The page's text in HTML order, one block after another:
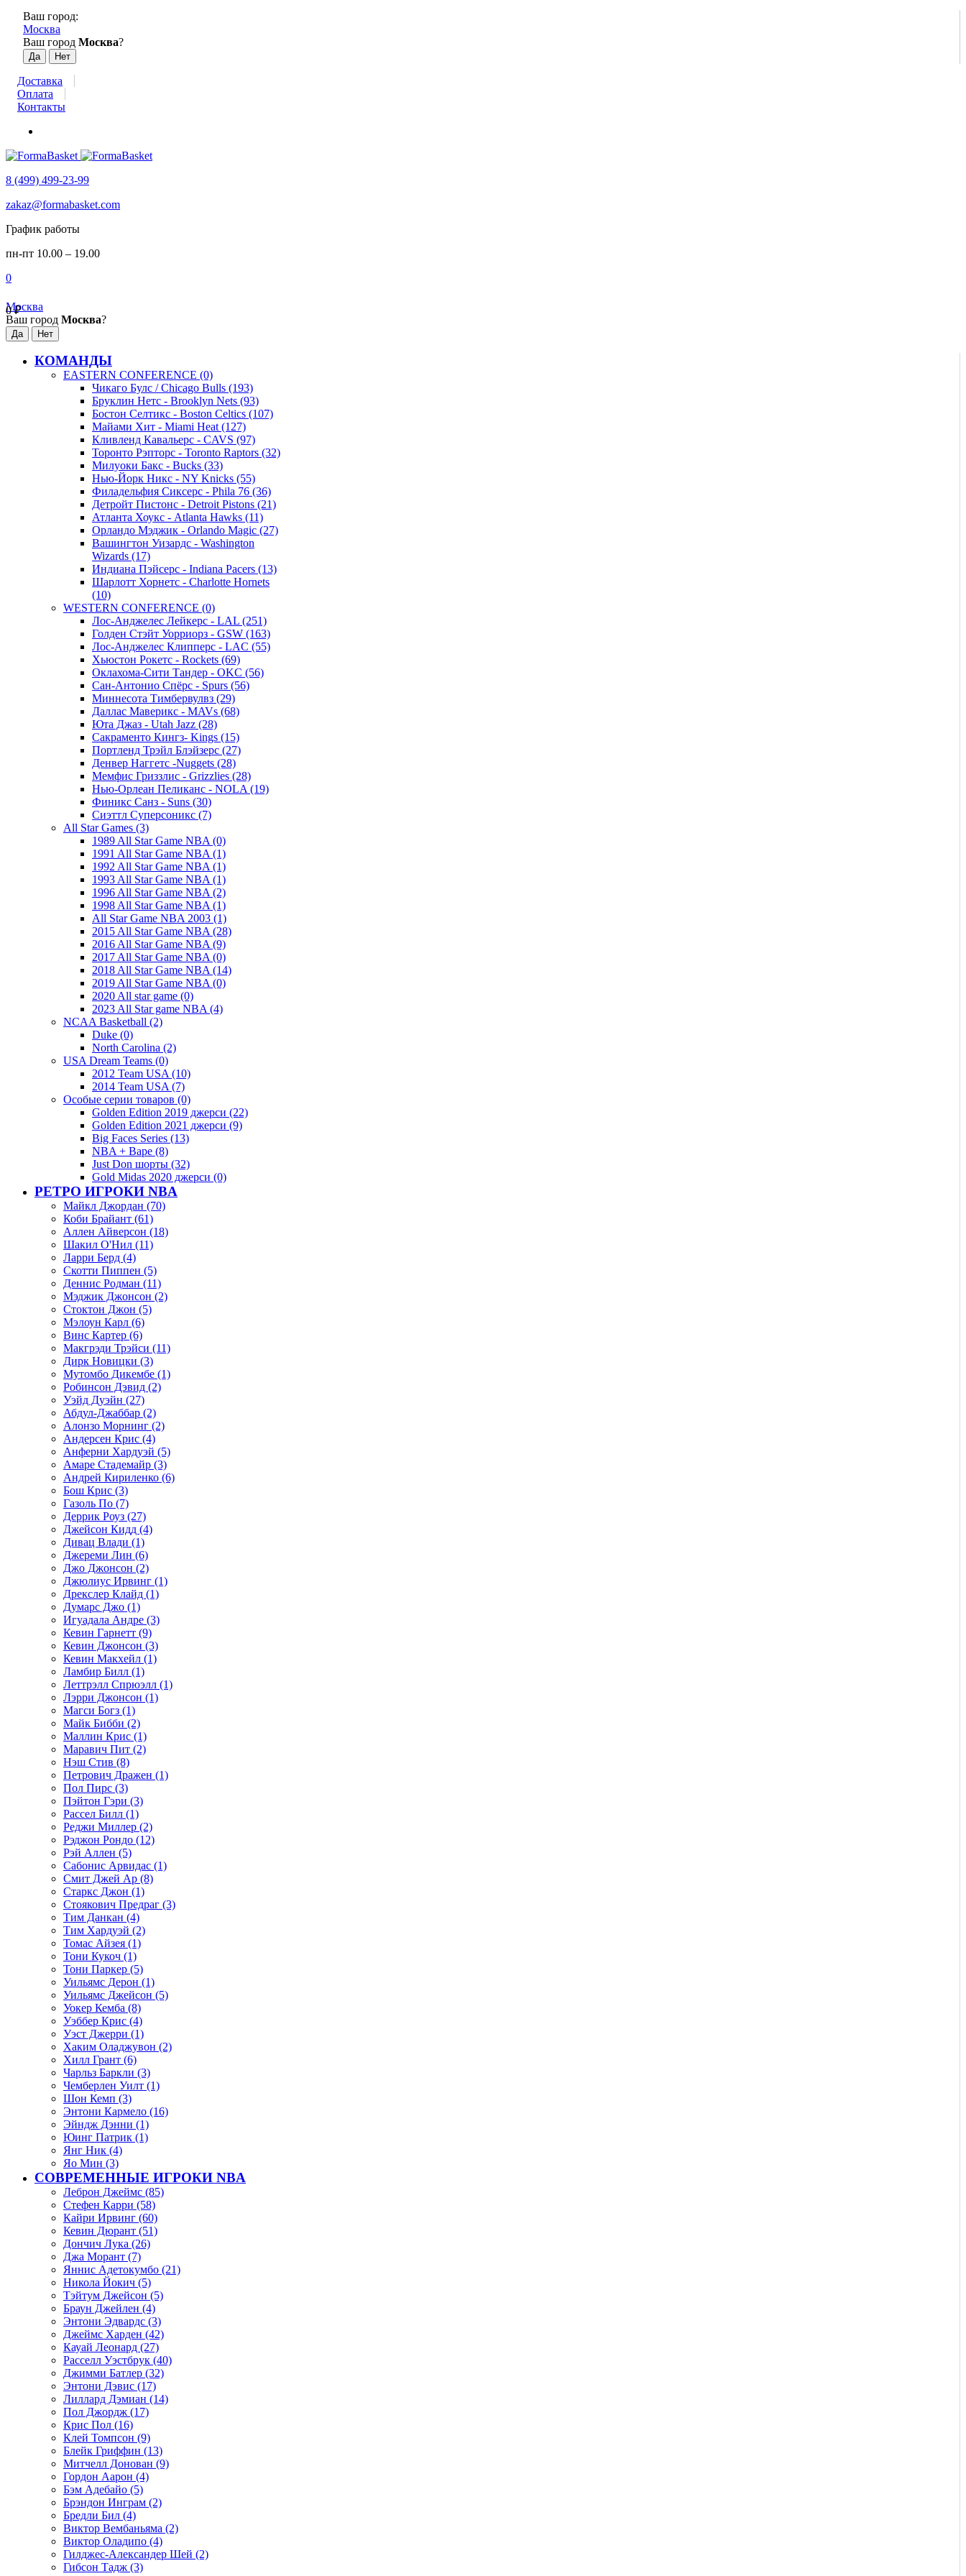
Ваш город:
Москва
Ваш город Москва?
Доставка
Оплата
Контакты
8 (499) 499-23-99
zakaz@formabasket.com
График работы
пн-пт 10.00 – 19.00
0
0₽
Москва
Ваш город Москва?
КОМАНДЫ
EASTERN CONFERENCE (0)
Чикаго Булс / Chicago Bulls (193)
Бруклин Нетс - Brooklyn Nets (93)
Бостон Селтикс - Boston Celtics (107)
Майами Хит - Miami Heat (127)
Кливленд Кавальерс - CAVS (97)
Торонто Рэпторс - Toronto Raptors (32)
Милуоки Бакс - Bucks (33)
Нью-Йорк Никс - NY Knicks (55)
Филадельфия Сиксерс - Phila 76 (36)
Детройт Пистонс - Detroit Pistons (21)
Атланта Хоукс - Atlanta Hawks (11)
Орландо Мэджик - Orlando Magic (27)
Вашингтон Уизардс - Washington
Wizards (17)
Индиана Пэйсерс - Indiana Pacers (13)
Шарлотт Хорнетс - Charlotte Hornets
(10)
WESTERN CONFERENCE (0)
Лос-Анджелес Лейкерс - LAL (251)
Голден Стэйт Уорриорз - GSW (163)
Лос-Анджелес Клипперс - LAC (55)
Хьюстон Рокетс - Rockets (69)
Оклахома-Сити Тандер - OKC (56)
Сан-Антонио Спёрс - Spurs (56)
Миннесота Тимбервулвз (29)
Даллас Маверикс - MAVs (68)
Юта Джаз - Utah Jazz (28)
Сакраменто Кингз- Kings (15)
Портленд Трэйл Блэйзерс (27)
Денвер Наггетс -Nuggets (28)
Мемфис Гриззлис - Grizzlies (28)
Нью-Орлеан Пеликанс - NOLA (19)
Финикс Санз - Suns (30)
Сиэттл Суперсоникс (7)
All Star Games (3)
1989 All Star Game NBA (0)
1991 All Star Game NBA (1)
1992 All Star Game NBA (1)
1993 All Star Game NBA (1)
1996 All Star Game NBA (2)
1998 All Star Game NBA (1)
All Star Game NBA 2003 (1)
2015 All Star Game NBA (28)
2016 All Star Game NBA (9)
2017 All Star Game NBA (0)
2018 All Star Game NBA (14)
2019 All Star Game NBA (0)
2020 All star game (0)
2023 All Star game NBA (4)
NCAA Basketball (2)
Duke (0)
North Carolina (2)
USA Dream Teams (0)
2012 Team USA (10)
2014 Team USA (7)
Особые серии товаров (0)
Golden Edition 2019 джерси (22)
Golden Edition 2021 джерси (9)
Big Faces Series (13)
NBA + Bape (8)
Just Don шорты (32)
Gold Midas 2020 джерси (0)
РЕТРО ИГРОКИ NBA
Майкл Джордан (70)
Коби Брайант (61)
Аллен Айверсон (18)
Шакил О'Нил (11)
Ларри Берд (4)
Скотти Пиппен (5)
Деннис Родман (11)
Мэджик Джонсон (2)
Стоктон Джон (5)
Мэлоун Карл (6)
Винс Картер (6)
Макгрэди Трэйси (11)
Дирк Новицки (3)
Мутомбо Дикембе (1)
Робинсон Дэвид (2)
Уэйд Дуэйн (27)
Абдул-Джаббар (2)
Алонзо Морнинг (2)
Андерсен Крис (4)
Анферни Xардуэй (5)
Амаре Стадемайр (3)
Андрей Кириленко (6)
Бош Крис (3)
Газоль По (7)
Деррик Роуз (27)
Джейсон Кидд (4)
Дивац Влади (1)
Джереми Лин (6)
Джо Джонсон (2)
Джюлиус Ирвинг (1)
Дрекслер Клайд (1)
Думарс Джо (1)
Игуадала Андре (3)
Кевин Гарнетт (9)
Кевин Джонсон (3)
Кевин Макхейл (1)
Ламбир Билл (1)
Леттрэлл Спрюэлл (1)
Лэрри Джонсон (1)
Магси Богз (1)
Майк Бибби (2)
Маллин Крис (1)
Маравич Пит (2)
Нэш Стив (8)
Петрович Дражен (1)
Пол Пирс (3)
Пэйтон Гэри (3)
Рассел Билл (1)
Реджи Миллер (2)
Рэджон Рондо (12)
Рэй Аллен (5)
Сабонис Арвидас (1)
Смит Джей Ар (8)
Старкс Джон (1)
Стоякович Предраг (3)
Тим Данкан (4)
Тим Хардуэй (2)
Томас Айзея (1)
Тони Кукоч (1)
Тони Паркер (5)
Уильямс Дерон (1)
Уильямс Джейсон (5)
Уокер Кемба (8)
Уэббер Крис (4)
Уэст Джерри (1)
Хаким Оладжувон (2)
Хилл Грант (6)
Чарльз Баркли (3)
Чемберлен Уилт (1)
Шон Кемп (3)
Энтони Кармело (16)
Эйндж Дэнни (1)
Юинг Патрик (1)
Янг Ник (4)
Яо Мин (3)
СОВРЕМЕННЫЕ ИГРОКИ NBA
Леброн Джеймс (85)
Стефен Карри (58)
Кайри Ирвинг (60)
Кевин Дюрант (51)
Дончич Лука (26)
Джа Морант (7)
Яннис Адетокумбо (21)
Никола Йокич (5)
Тэйтум Джейсон (5)
Браун Джейлен (4)
Энтони Эдвардс (3)
Джеймс Харден (42)
Кауай Леонард (27)
Расселл Уэстбрук (40)
Джимми Батлер (32)
Энтони Дэвис (17)
Лиллард Дэмиан (14)
Пол Джордж (17)
Крис Пол (16)
Клей Томпсон (9)
Блейк Гриффин (13)
Митчелл Донован (9)
Гордон Аарон (4)
Бэм Адебайо (5)
Брэндон Инграм (2)
Бредли Бил (4)
Виктор Вембаньяма (2)
Виктор Оладипо (4)
Гилджес-Александер Шей (2)
Гибсон Тадж (3)